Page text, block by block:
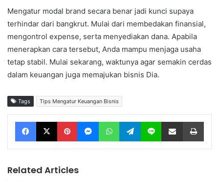
Mengatur modal brand secara benar jadi kunci supaya
terhindar dari bangkrut. Mulai dari membedakan finansial,
mengontrol expense, serta menyediakan dana. Apabila
menerapkan cara tersebut, Anda mampu menjaga usaha
tetap stabil. Mulai sekarang, waktunya agar semakin cerdas
dalam keuangan juga memajukan bisnis Dia.
Tags Tips Mengatur Keuangan Bisnis
Facebook X Pinterest Messenger WhatsApp Telegram Line Share via Email
Related Articles